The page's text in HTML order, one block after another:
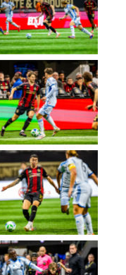
No Caption
No Caption
No Caption